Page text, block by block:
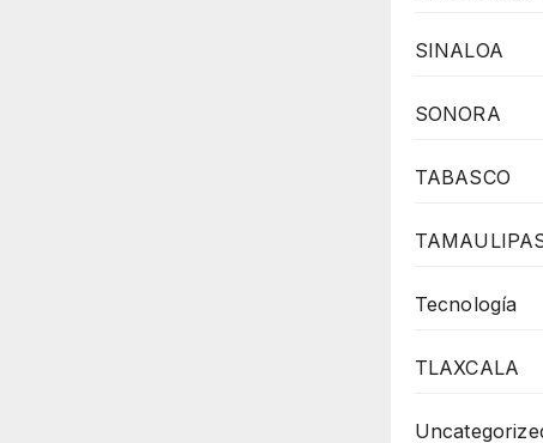
SINALOA
SONORA
TABASCO
Tecnología
TLAXCALA